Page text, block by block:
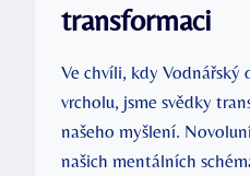
transformaci
Ve chvíli, kdy Vodnářský
vrcholu, jsme svědky
našeho myšlení.
našich mentálních